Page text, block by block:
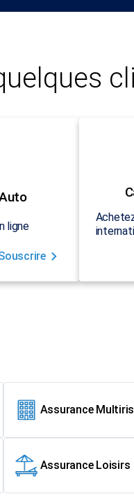
ligne
Assurance
Assurance Loisirs